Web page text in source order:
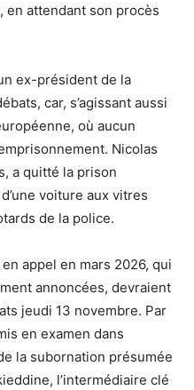
en attendant son procès
ex-président de la
car, s’agissant aussi
où aucun
Nicolas
a quitté la prison
voiture aux vitres
de la police.
appel en mars 2026, qui
annoncées, devraient
jeudi 13 novembre. Par
en examen dans
la subornation présumée
l’intermédiaire clé